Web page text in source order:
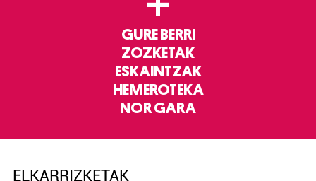
GURE BERRI
ZOZKETAK
ESKAINTZAK
HEMEROTEKA
NOR GARA
ELKARRIZKETAK